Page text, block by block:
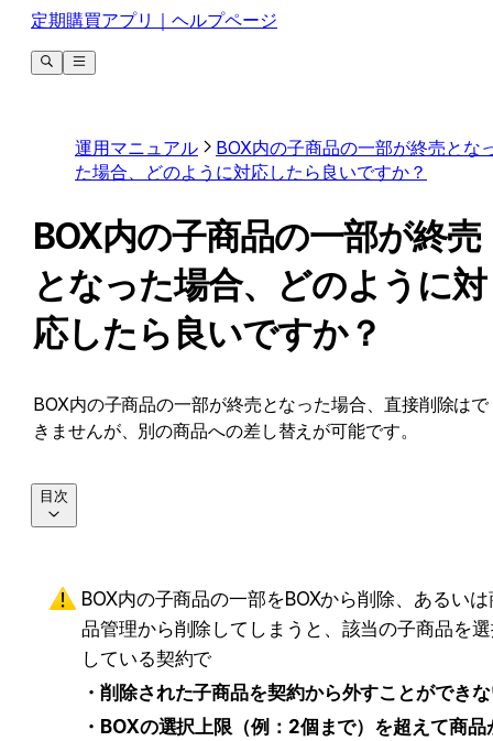
定期購買アプリ｜ヘルプページ
運用マニュアル
BOX内の子商品の一部が終売とな
た場合、どのように対応したら良いですか？
BOX内の子商品の一部が終売
となった場合、どのように対
応したら良いですか？
BOX内の子商品の一部が終売となった場合、直接削除はで
きませんが、別の商品への差し替えが可能です。
BOX内の子商品の一部をBOXから削除、あるいは
品管理から削除してしまうと、該当の子商品を
している契約で
・削除された子商品を契約から外すことができ
・BOXの選択上限（例：2個まで）を超えて商品
目次